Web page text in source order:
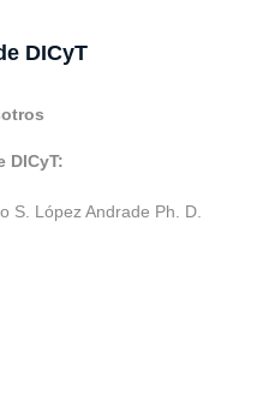
DICyT
DICyT:
S. López Andrade Ph. D.